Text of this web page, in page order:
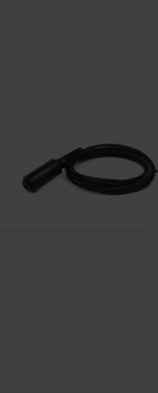
meter, 60s